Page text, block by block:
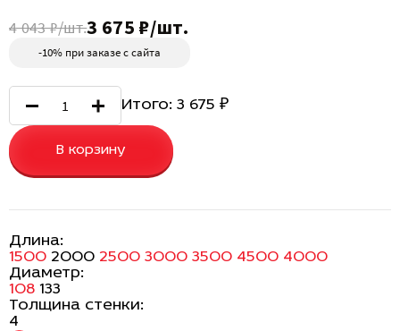
4 043 ₽/шт.3 675 ₽/шт.
-10% при заказе с сайта
Итого: 3 675 ₽
В корзину
Длина:
1500 2000 2500 3000 3500 4500 4000
Диаметр:
108 133
Толщина стенки:
4